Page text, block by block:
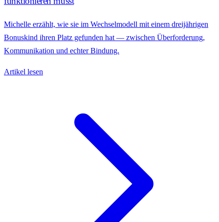
Michelle erzählt, wie sie im Wechselmodell mit einem dreijährigen
Bonuskind ihren Platz gefunden hat — zwischen Überforderung,
Kommunikation und echter Bindung.
Artikel lesen